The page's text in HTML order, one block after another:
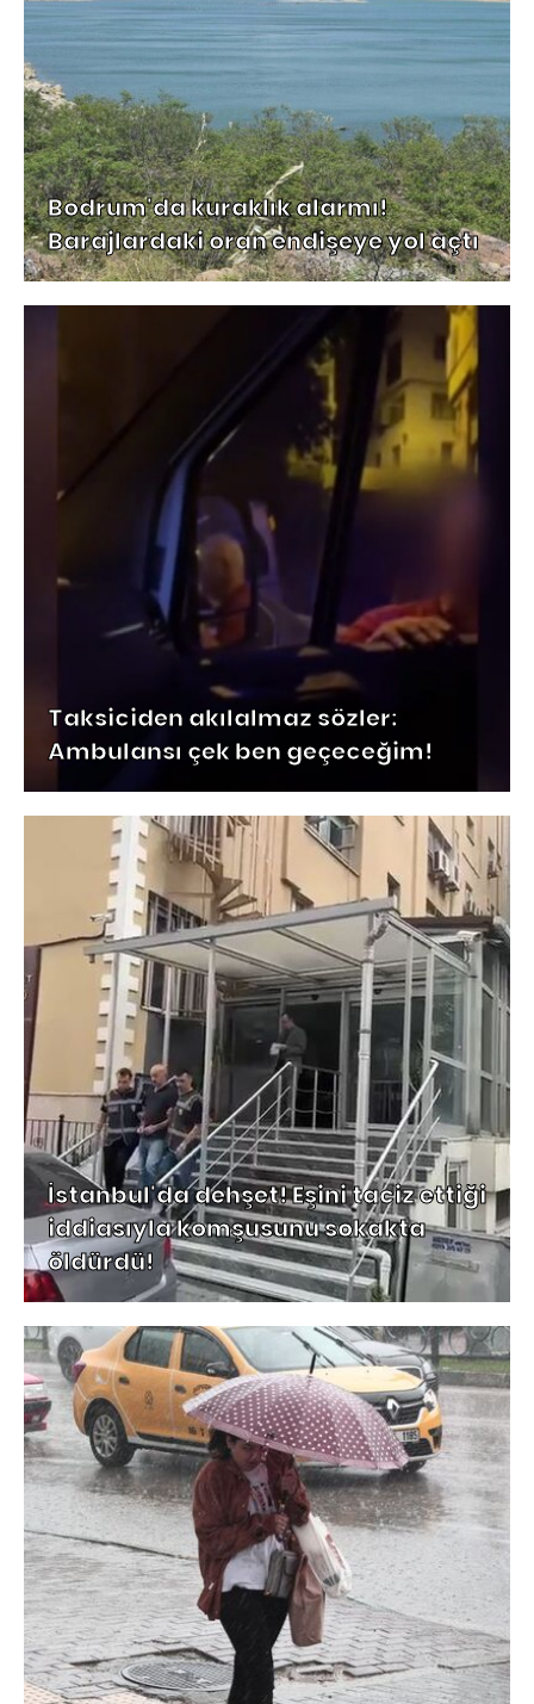
Bodrum'da kuraklık alarmı!
Barajlardaki oran endişeye yol açtı
Taksiciden akılalmaz sözler:
Ambulansı çek ben geçeceğim!
İstanbul'da dehşet! Eşini taciz ettiği
iddiasıyla komşusunu sokakta
öldürdü!